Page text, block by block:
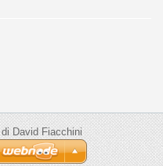
David Fiacchini